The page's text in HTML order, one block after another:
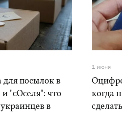
посылок в
"єОселя": что
в
1 июня
когда
сделать